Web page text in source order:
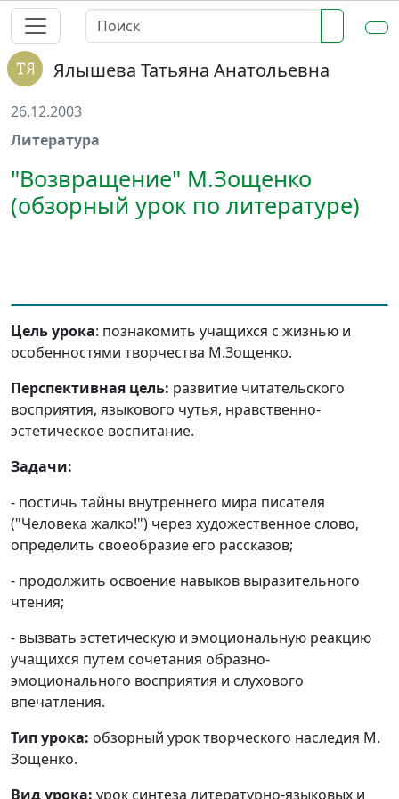
Ялышева Татьяна Анатольевна
26.12.2003
Литература
"Возвращение" М.Зощенко
(обзорный урок по литературе)
Цель урока: познакомить учащихся с жизнью и
особенностями творчества М.Зощенко.
Перспективная цель: развитие читательского
восприятия, языкового чутья, нравственно-
эстетическое воспитание.
Задачи:
- постичь тайны внутреннего мира писателя
("Человека жалко!") через художественное слово,
определить своеобразие его рассказов;
- продолжить освоение навыков выразительного
чтения;
- вызвать эстетическую и эмоциональную реакцию
учащихся путем сочетания образно-
эмоционального восприятия и слухового
впечатления.
Тип урока: обзорный урок творческого наследия М.
Зощенко.
Вид урока: урок синтеза литературно-языковых и